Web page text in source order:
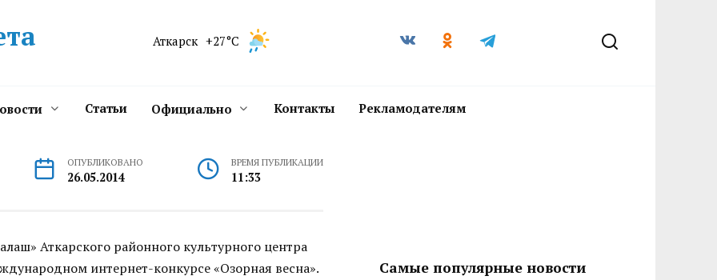
Аткарск +27°C
Статьи Официально Контакты Рекламодателям
ОПУБЛИКОВАНО
26.05.2014
ВРЕМЯ ПУБЛИКАЦИИ
11:33
Аткарского районного культурного центра
интернет-конкурсе «Озорная весна».
Самые популярные новости